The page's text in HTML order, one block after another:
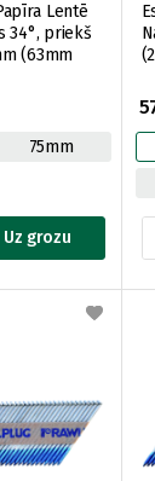
Lentē
34°, priekš
(63mm
75mm
Uz grozu